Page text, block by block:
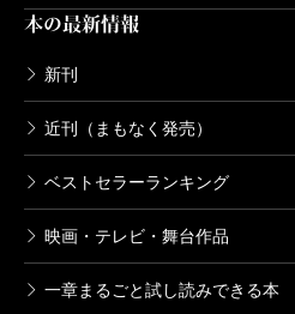
本の最新情報
新刊
近刊（まもなく発売）
ベストセラーランキング
映画・テレビ・舞台作品
一章まるごと試し読みできる本